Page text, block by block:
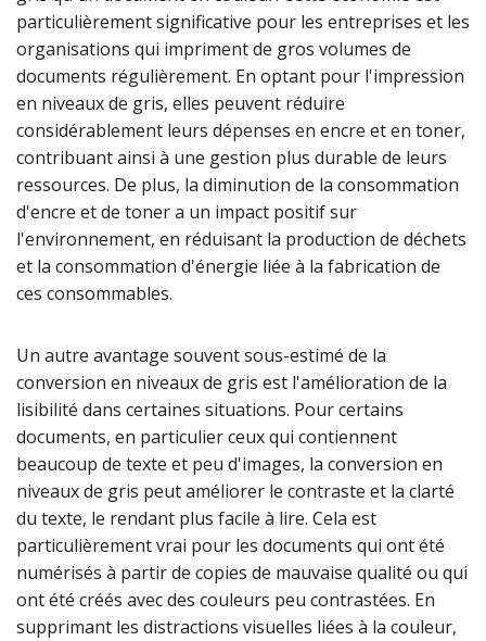
particulièrement significative pour les entreprises et les
organisations qui impriment de gros volumes de
documents régulièrement. En optant pour l'impression
en niveaux de gris, elles peuvent réduire
considérablement leurs dépenses en encre et en toner,
contribuant ainsi à une gestion plus durable de leurs
ressources. De plus, la diminution de la consommation
d'encre et de toner a un impact positif sur
l'environnement, en réduisant la production de déchets
et la consommation d'énergie liée à la fabrication de
ces consommables.
Un autre avantage souvent sous-estimé de la
conversion en niveaux de gris est l'amélioration de la
lisibilité dans certaines situations. Pour certains
documents, en particulier ceux qui contiennent
beaucoup de texte et peu d'images, la conversion en
niveaux de gris peut améliorer le contraste et la clarté
du texte, le rendant plus facile à lire. Cela est
particulièrement vrai pour les documents qui ont été
numérisés à partir de copies de mauvaise qualité ou qui
ont été créés avec des couleurs peu contrastées. En
supprimant les distractions visuelles liées à la couleur,